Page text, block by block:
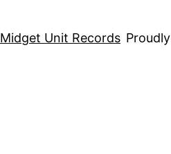
Midget Unit Records